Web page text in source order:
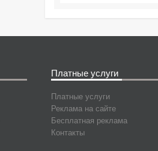
Платные услуги
Платные услуги
Реклама на сайте
Бесплатная реклама
Контакты